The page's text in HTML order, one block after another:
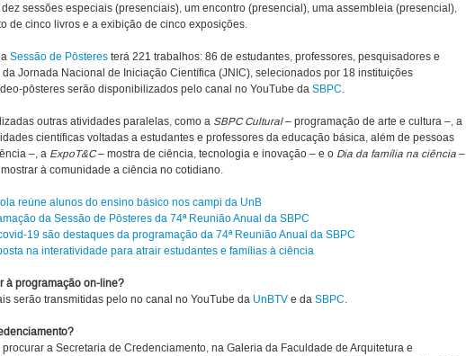
sessões especiais (presenciais), um encontro (presencial), uma assembleia (presencial),
de cinco livros e a exibição de cinco exposições.
Sessão de Pôsteres terá 221 trabalhos: 86 de estudantes, professores, pesquisadores e
Jornada Nacional de Iniciação Científica (JNIC), selecionados por 18 instituições
pôsteres serão disponibilizados pelo canal no YouTube da SBPC.
outras atividades paralelas, como a SBPC Cultural– programação de arte e cultura –, a
científicas voltadas a estudantes e professores da educação básica, além de pessoas
–, a ExpoT&C– mostra de ciência, tecnologia e inovação – e o Dia da família na ciência –
à comunidade a ciência no cotidiano.
reúne alunos do ensino básico nos campi da UnB
da Sessão de Pôsteres da 74ª Reunião Anual da SBPC
19 são destaques da programação da 74ª Reunião Anual da SBPC
na interatividade para atrair estudantes e famílias à ciência
à programação on-line?
serão transmitidas pelo no canal no YouTube da UnBTV e da SBPC.
a Secretaria de Credenciamento, na Galeria da Faculdade de Arquitetura e